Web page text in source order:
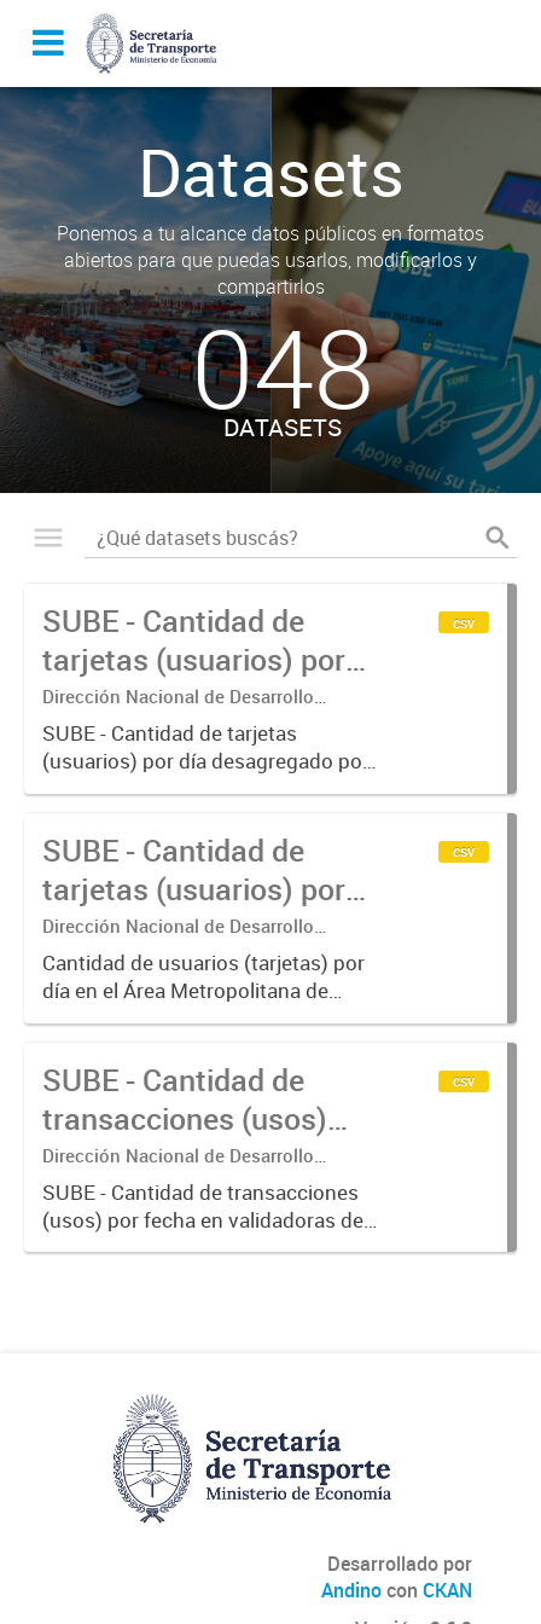
Datasets
Ponemos a tu alcance datos públicos en formatos
abiertos para que puedas usarlos, modificarlos y
compartirlos
048
DATASETS
SUBE - Cantidad de
tarjetas (usuarios) por
día.
Dirección Nacional de Desarrollo
Tecnológico - Ministerio de Transporte.
SUBE - Cantidad de tarjetas
(usuarios) por día desagregado por
modo de transporte.
csv
SUBE - Cantidad de
tarjetas (usuarios) por
día en AMBA.
Dirección Nacional de Desarrollo
Tecnológico - Ministerio de Transporte.
Cantidad de usuarios (tarjetas) por
día en el Área Metropolitana de
Buenos Aires desagregado por
csv
SUBE - Cantidad de
transacciones (usos)
por fecha
Dirección Nacional de Desarrollo
Tecnológico - Ministerio de Transporte.
SUBE - Cantidad de transacciones
(usos) por fecha en validadoras de
la red SUBE.
csv
Desarrollado por
Andinocon CKAN